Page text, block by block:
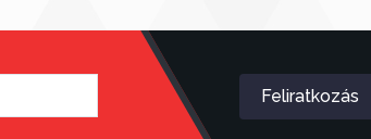
Feliratkozás